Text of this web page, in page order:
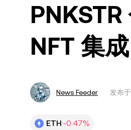
NFT 集成
News Feeder 发布于
ETH -0.47%